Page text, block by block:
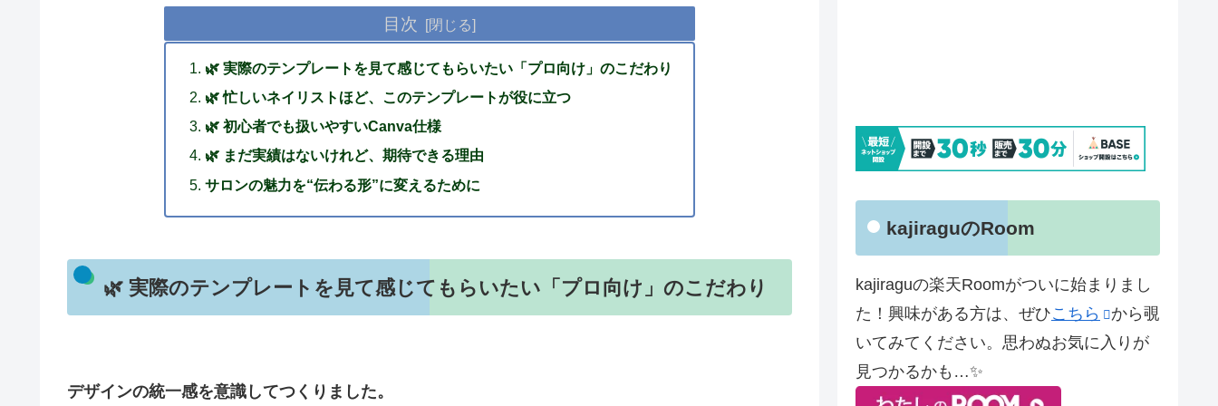
目次
🌿 実際のテンプレートを見て感じてもらいたい「プロ向け」のこだわり
🌿 忙しいネイリストほど、このテンプレートが役に立つ
🌿 初心者でも扱いやすいCanva仕様
🌿 まだ実績はないけれど、期待できる理由
サロンの魅力を“伝わる形”に変えるために
🌿 実際のテンプレートを見て感じてもらいたい「プロ向け」のこだわり
デザインの統一感を意識してつくりました。
kajiraguのRoom
kajiraguの楽天Roomがついに始まりまし
た！興味がある方は、ぜひこちら
から覗
いてみてください。思わぬお気に入りが
見つかるかも…✨